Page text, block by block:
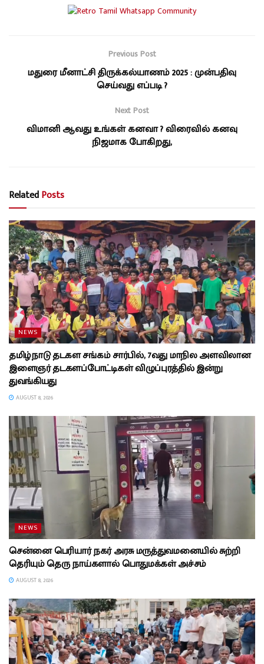
Previous Post
மதுரை மீனாட்சி திருக்கல்யாணம் 2025 : முன்பதிவு
செய்வது எப்படி ?
Next Post
விமானி ஆவது உங்கள் கனவா ? விரைவில் கனவு
நிஜமாக போகிறது,
RelatedPosts
NEWS
தமிழ்நாடு தடகள சங்கம் சார்பில், 7வது மாநில அளவிலான
இளைஞர் தடகளப்போட்டிகள் விழுப்புரத்தில் இன்று
துவங்கியது
AUGUST 8, 2026
NEWS
சென்னை பெரியார் நகர் அரசு மருத்துவமனையில் சுற்றி
தெரியும் தெரு நாய்களால் பொதுமக்கள் அச்சம்
AUGUST 8, 2026